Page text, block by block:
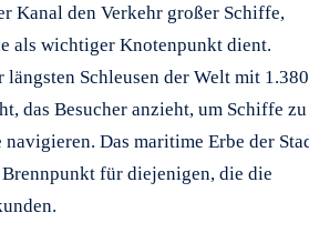
Kanal den Verkehr großer Schiffe,
als wichtiger Knotenpunkt dient.
längsten Schleusen der Welt mit 1.380
das Besucher anzieht, um Schiffe zu
navigieren. Das maritime Erbe der
für diejenigen, die die